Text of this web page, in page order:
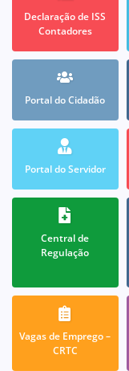
Declaração de ISS
Contadores
Portal do Cidadão
Portal do Servidor
Central de
Regulação
Vagas de Emprego –
CRTC